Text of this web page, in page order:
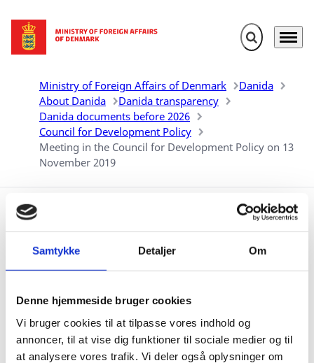
Samtykke Detaljer Om
Denne hjemmeside bruger cookies
Vi bruger cookies til at tilpasse vores indhold og
annoncer, til at vise dig funktioner til sociale medier og til
at analysere vores trafik. Vi deler også oplysninger om
Go to frontpage Expand search
Menu
Ministry of Foreign Affairs of Denmark
Danida
About Danida
Danida transparency
Danida documents before 2026
Council for Development Policy
Meeting in the Council for Development Policy on 13
November 2019
Meeting in the Council for
Development Policy on 13
November 2019
Share on Facebook
Share on X (Twitter)
Share on LinkedIn